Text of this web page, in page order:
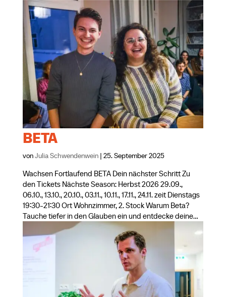
BETA
vonJulia Schwendenwein| 25. September 2025
Wachsen Fortlaufend BETA Dein nächster Schritt Zu
den Tickets Nächste Season: Herbst 2026 29.09.,
06.10., 13.10., 20.10., 03.11., 10.11., 17.11., 24.11. zeit Dienstags
19:30-21:30 Ort Wohnzimmer, 2. Stock Warum Beta?
Tauche tiefer in den Glauben ein und entdecke deine...